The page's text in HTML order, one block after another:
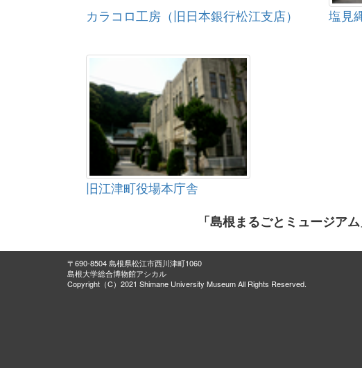
カラコロ工房（旧日本銀行松江支店） 塩見
旧江津町役場本庁舎
「島根まるごとミュージア
〒690-8504 島根県松江市西川津町1060
島根大学総合博物館アシカル
Copyright（C）2021 Shimane University Museum All Rights Reserved.